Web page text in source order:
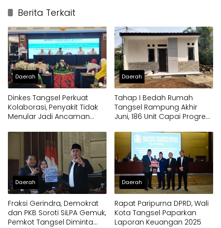
Berita Terkait
Daerah
Dinkes Tangsel Perkuat
Kolaborasi, Penyakit Tidak
Menular Jadi Ancaman
Daerah
Tahap I Bedah Rumah
Tangsel Rampung Akhir
Juni, 186 Unit Capai Progres
Daerah
Fraksi Gerindra, Demokrat
dan PKB Soroti SiLPA Gemuk,
Pemkot Tangsel Diminta
Daerah
Rapat Paripurna DPRD, Wali
Kota Tangsel Paparkan
Laporan Keuangan 2025